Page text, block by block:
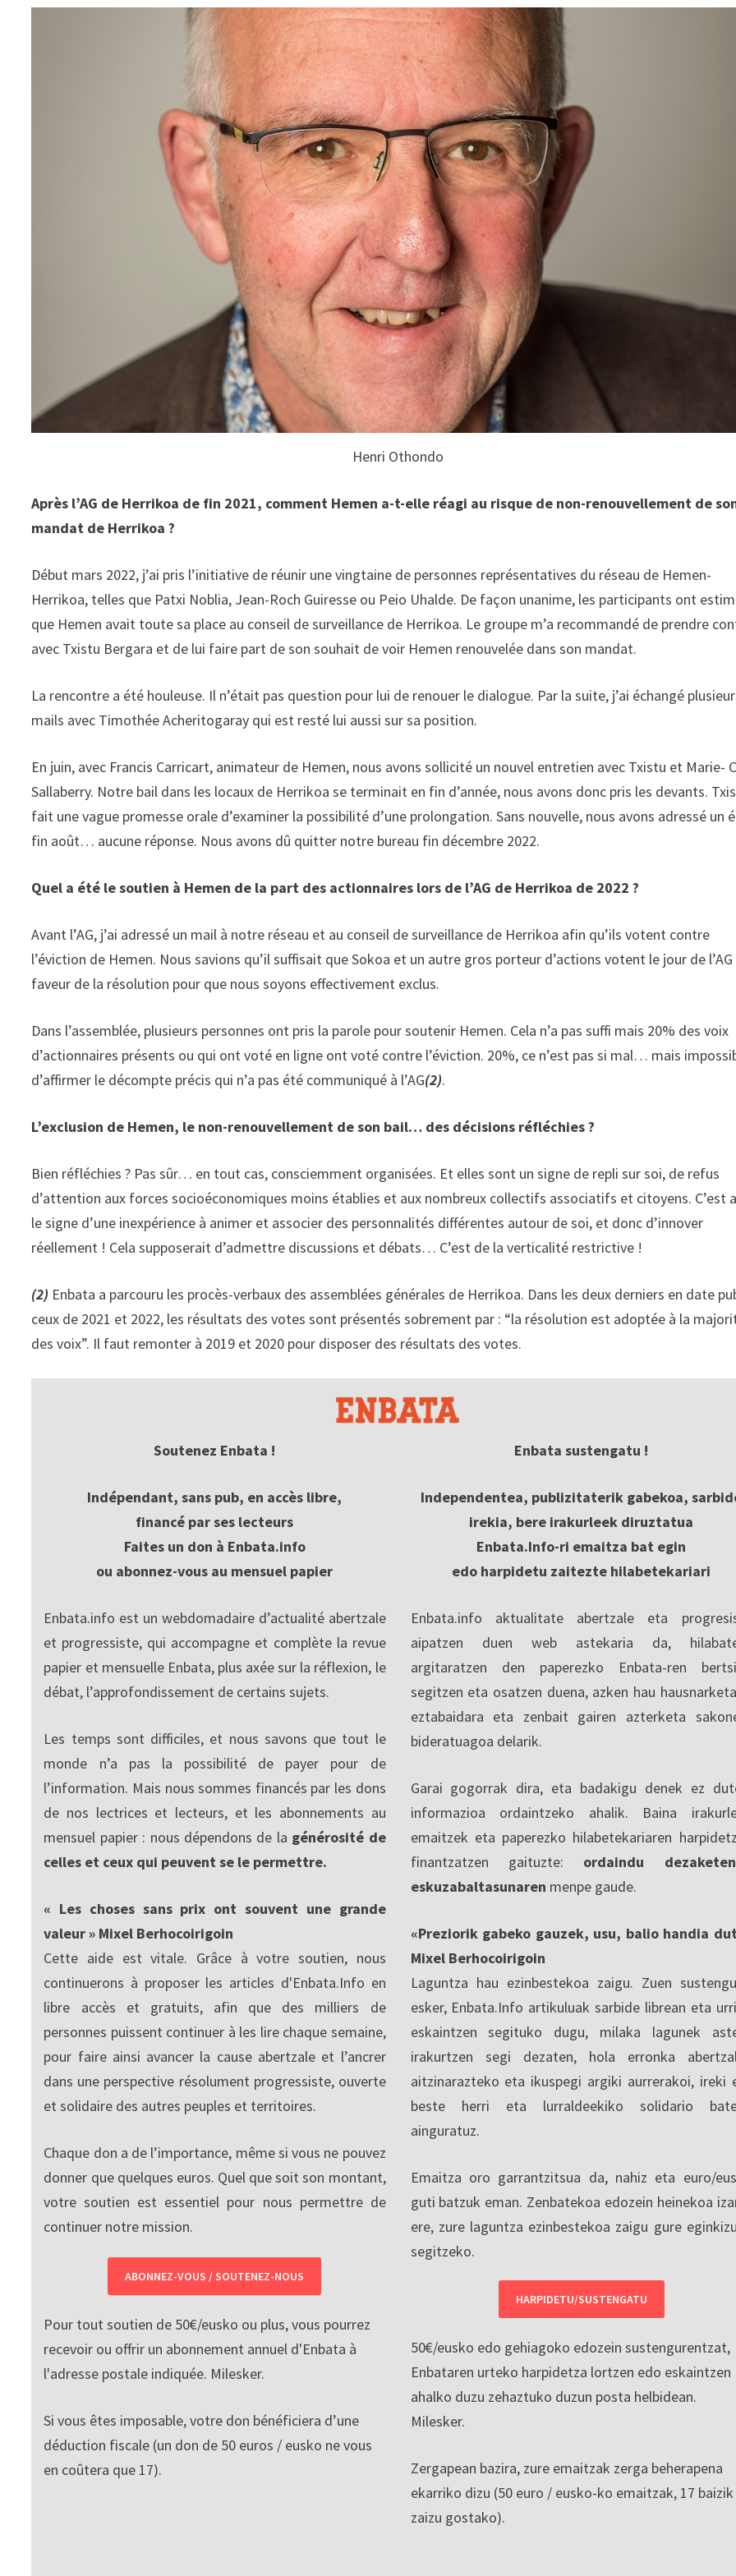
Henri Othondo
Après l’AG de Herrikoa de fin 2021, comment Hemen a-t-elle réagi au risque de non-renouvellement de
mandat de Herrikoa ?
Début mars 2022, j’ai pris l’initiative de réunir une vingtaine de personnes représentatives du réseau de Hemen-
Herrikoa, telles que Patxi Noblia, Jean-Roch Guiresse ou Peio Uhalde. De façon unanime, les participants ont
que Hemen avait toute sa place au conseil de surveillance de Herrikoa. Le groupe m’a recommandé de prendre
avec Txistu Bergara et de lui faire part de son souhait de voir Hemen renouvelée dans son mandat.
La rencontre a été houleuse. Il n’était pas question pour lui de renouer le dialogue. Par la suite, j’ai échangé
mails avec Timothée Acheritogaray qui est resté lui aussi sur sa position.
En juin, avec Francis Carricart, animateur de Hemen, nous avons sollicité un nouvel entretien avec Txistu et Marie-
Sallaberry. Notre bail dans les locaux de Herrikoa se terminait en fin d’année, nous avons donc pris les devants.
fait une vague promesse orale d’examiner la possibilité d’une prolongation. Sans nouvelle, nous avons adressé un
fin août… aucune réponse. Nous avons dû quitter notre bureau fin décembre 2022.
Quel a été le soutien à Hemen de la part des actionnaires lors de l’AG de Herrikoa de 2022 ?
Avant l’AG, j’ai adressé un mail à notre réseau et au conseil de surveillance de Herrikoa afin qu’ils votent contre
l’éviction de Hemen. Nous savions qu’il suffisait que Sokoa et un autre gros porteur d’actions votent le jour de l’AG
faveur de la résolution pour que nous soyons effectivement exclus.
Dans l’assemblée, plusieurs personnes ont pris la parole pour soutenir Hemen. Cela n’a pas suffi mais 20% des voix
d’actionnaires présents ou qui ont voté en ligne ont voté contre l’éviction. 20%, ce n’est pas si mal… mais
d’affirmer le décompte précis qui n’a pas été communiqué à l’AG(2).
L’exclusion de Hemen, le non-renouvellement de son bail… des décisions réfléchies ?
Bien réfléchies ? Pas sûr… en tout cas, consciemment organisées. Et elles sont un signe de repli sur soi, de refus
d’attention aux forces socioéconomiques moins établies et aux nombreux collectifs associatifs et citoyens. C’est
le signe d’une inexpérience à animer et associer des personnalités différentes autour de soi, et donc d’innover
réellement ! Cela supposerait d’admettre discussions et débats… C’est de la verticalité restrictive !
(2) Enbata a parcouru les procès-verbaux des assemblées générales de Herrikoa. Dans les deux derniers en date
ceux de 2021 et 2022, les résultats des votes sont présentés sobrement par : “la résolution est adoptée à la
des voix”. Il faut remonter à 2019 et 2020 pour disposer des résultats des votes.
Soutenez Enbata !
Indépendant, sans pub, en accès libre,
financé par ses lecteurs
Faites un don à Enbata.info
ou abonnez-vous au mensuel papier
Enbata.info est un webdomadaire d’actualité abertzale
et progressiste, qui accompagne et complète la revue
papier et mensuelle Enbata, plus axée sur la réflexion, le
débat, l’approfondissement de certains sujets.
Les temps sont difficiles, et nous savons que tout le
monde n’a pas la possibilité de payer pour de
l’information. Mais nous sommes financés par les dons
de nos lectrices et lecteurs, et les abonnements au
mensuel papier : nous dépendons de la générosité de
celles et ceux qui peuvent se le permettre.
« Les choses sans prix ont souvent une grande
valeur » Mixel Berhocoirigoin
Cette aide est vitale. Grâce à votre soutien, nous
continuerons à proposer les articles d'Enbata.Info en
libre accès et gratuits, afin que des milliers de
personnes puissent continuer à les lire chaque semaine,
pour faire ainsi avancer la cause abertzale et l’ancrer
dans une perspective résolument progressiste, ouverte
et solidaire des autres peuples et territoires.
Chaque don a de l’importance, même si vous ne pouvez
donner que quelques euros. Quel que soit son montant,
votre soutien est essentiel pour nous permettre de
continuer notre mission.
ABONNEZ-VOUS / SOUTENEZ-NOUS
Pour tout soutien de 50€/eusko ou plus, vous pourrez
recevoir ou offrir un abonnement annuel d'Enbata à
l'adresse postale indiquée. Milesker.
Si vous êtes imposable, votre don bénéficiera d’une
déduction fiscale (un don de 50 euros / eusko ne vous
en coûtera que 17).
Enbata sustengatu !
Independentea, publizitaterik gabekoa,
irekia, bere irakurleek diruztatua
Enbata.Info-ri emaitza bat egin
edo harpidetu zaitezte hilabetekariari
Enbata.info aktualitate abertzale eta
aipatzen duen web astekaria da,
argitaratzen den paperezko Enbata-ren
segitzen eta osatzen duena, azken hau
eztabaidara eta zenbait gairen azterketa
bideratuagoa delarik.
Garai gogorrak dira, eta badakigu denek ez
informazioa ordaintzeko ahalik. Baina
emaitzek eta paperezko hilabetekariaren
finantzatzen gaituzte: ordaindu
eskuzabaltasunaren menpe gaude.
«Preziorik gabeko gauzek, usu, balio handia
Mixel Berhocoirigoin
Laguntza hau ezinbestekoa zaigu. Zuen
esker, Enbata.Info artikuluak sarbide librean eta
eskaintzen segituko dugu, milaka lagunek
irakurtzen segi dezaten, hola erronka
aitzinarazteko eta ikuspegi argiki aurrerakoi, ireki
beste herri eta lurraldeekiko solidario
ainguratuz.
Emaitza oro garrantzitsua da, nahiz eta euro/
guti batzuk eman. Zenbatekoa edozein heinekoa
ere, zure laguntza ezinbestekoa zaigu gure
segitzeko.
HARPIDETU/SUSTENGATU
50€/eusko edo gehiagoko edozein sustengurentzat,
Enbataren urteko harpidetza lortzen edo eskaintzen
ahalko duzu zehaztuko duzun posta helbidean.
Milesker.
Zergapean bazira, zure emaitzak zerga beherapena
ekarriko dizu (50 euro / eusko-ko emaitzak, 17 baizik
zaizu gostako).